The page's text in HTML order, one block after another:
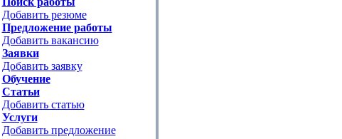
Добавить резюме
Предложение работы
Добавить вакансию
Заявки
Добавить заявку
Обучение
Статьи
Добавить статью
Услуги
Добавить предложение